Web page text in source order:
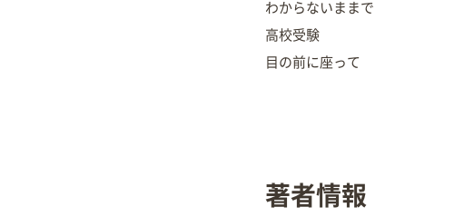
わからないままで
高校受験
目の前に座って
著者情報